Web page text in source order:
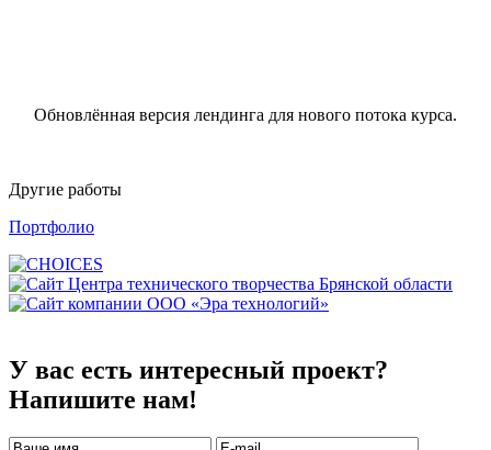
Обновлённая версия лендинга для нового потока курса.
Другие работы
Портфолио
У вас есть интересный проект?
Напишите нам!